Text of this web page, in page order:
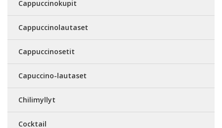
Cappuccinokupit
Cappuccinolautaset
Cappuccinosetit
Capuccino-lautaset
Chilimyllyt
Cocktail